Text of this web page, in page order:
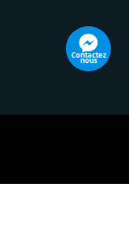
Contactez
nous